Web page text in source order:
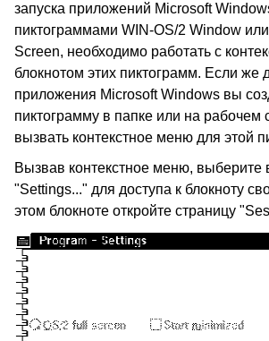
запуска приложений Microsoft
пиктограммами WIN-OS/2 Window или
Screen, необходимо работать с
блокнотом этих пиктограмм. Если же
приложения Microsoft Windows вы
пиктограмму в папке или на рабочем
вызвать контекстное меню для этой
Вызвав контекстное меню, выберите
"Settings..." для доступа к блокноту
этом блокноте откройте страницу